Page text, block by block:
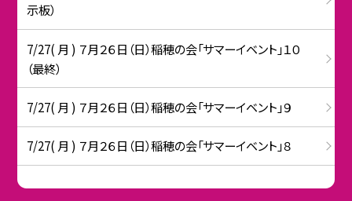
示板）
7/27( 月 ) ７月２６日（日）稲穂の会「サマーイベント」１０
（最終）
7/27( 月 ) ７月２６日（日）稲穂の会「サマーイベント」９
7/27( 月 ) ７月２６日（日）稲穂の会「サマーイベント」８